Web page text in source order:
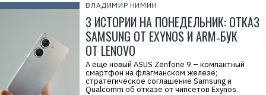
ВЛАДИМИР НИМИН
3 ИСТОРИИ НА ПОНЕДЕЛЬНИК: ОТКАЗ
SAMSUNG ОТ EXYNOS И ARM‑БУК
ОТ LENOVO
А ещё новый ASUS Zenfone 9 – компактный
смартфон на флагманском железе;
стратегическое соглашение Samsung и
Qualcomm об отказе от чипсетов Exynos.